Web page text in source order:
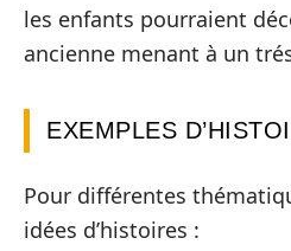
les enfants pourraient
ancienne menant à un
EXEMPLES
Pour différentes
idées d’histoires :